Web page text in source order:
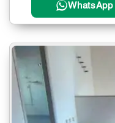
WhatsApp